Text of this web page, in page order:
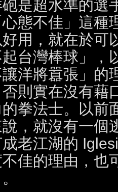
是超水準的選
態不佳」這種
用，就在於可
台灣棒球」，
洋將囂張」的
則實在沒有藉
拳法士。以前
，就沒有一個
老江湖的
佳的理由，也